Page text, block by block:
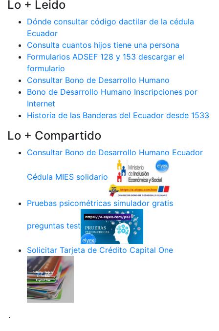
Lo + Leido
Dónde consultar código dactilar de la cédula
Ecuador
Consulta cuantos hijos tiene una persona
Formularios ADSEF 128 y 153 descargar el
formulario
Consultar Bono de Desarrollo Humano
Bono de Desarrollo Humano Inscripciones por
Internet
Historia de las Banderas del Ecuador desde 1533
Lo + Compartido
Consultar Bono de Desarrollo Humano Ecuador
Cédula MIES solidario
Pruebas psicométricas simulador gratis
preguntas test
Solicitar Tarjeta de Crédito Capital One
.